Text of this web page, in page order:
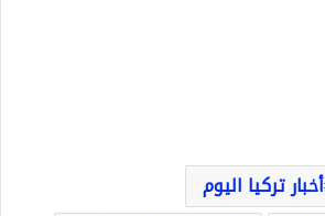
أخبار تركيا اليوم